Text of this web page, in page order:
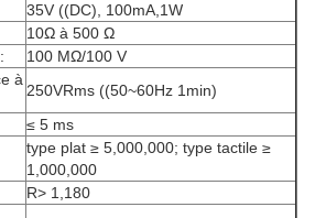
35V ((DC), 100mA,1W
10Ω à 500 Ω
100 MΩ/100 V
à
250VRms ((50~60Hz 1min)
≤ 5 ms
type plat ≥ 5,000,000; type tactile ≥
1,000,000
R> 1,180